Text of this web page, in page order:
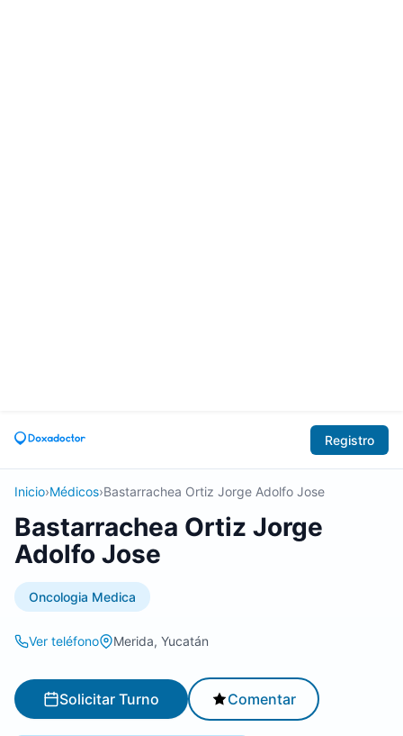
Registro
Inicio›Médicos›Bastarrachea Ortiz Jorge Adolfo Jose
Bastarrachea Ortiz Jorge
Adolfo Jose
Oncologia Medica
Ver teléfono Merida, Yucatán
Solicitar Turno Comentar